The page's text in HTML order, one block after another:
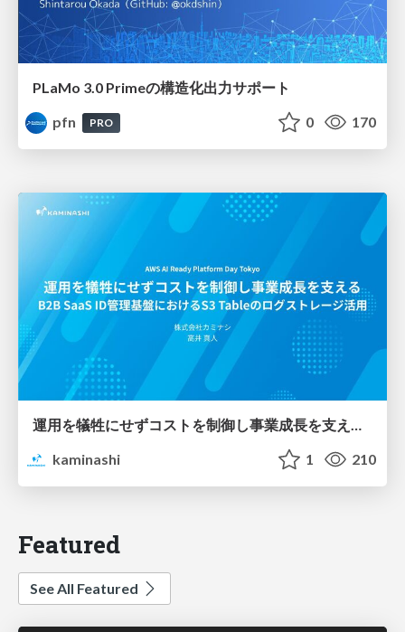
PLaMo 3.0 Primeの構造化出力サポート
pfn
PRO 0 170
kaminashi
1 210
Featured
See All Featured